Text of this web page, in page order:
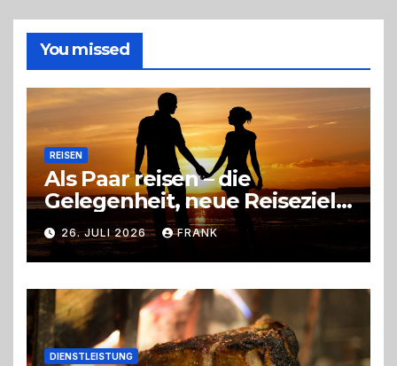
richtige
Entscheidung
You missed
REISEN
Als Paar reisen – die
Gelegenheit, neue Reiseziele
zu entdecken
26. JULI 2026 FRANK
DIENSTLEISTUNG